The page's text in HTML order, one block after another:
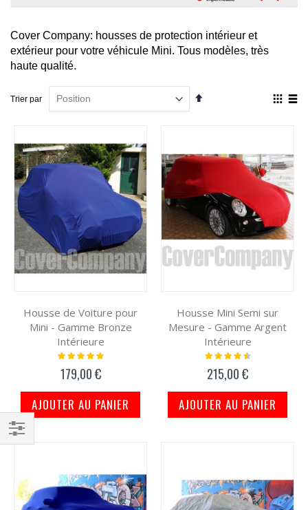
Cover Company: housses de protection intérieur et
extérieur pour votre véhicule Mini. Tous modèles, très
haute qualité.
Trier par
Par
Housse de Voiture pour
Mini - Gamme Bronze
Intérieure
Notation:
179,00 €
AJOUTER AU PANIER
Housse Mini Semi sur
Mesure - Gamme Argent
Intérieure
Notation:
215,00 €
AJOUTER AU PANIER
Filtrer